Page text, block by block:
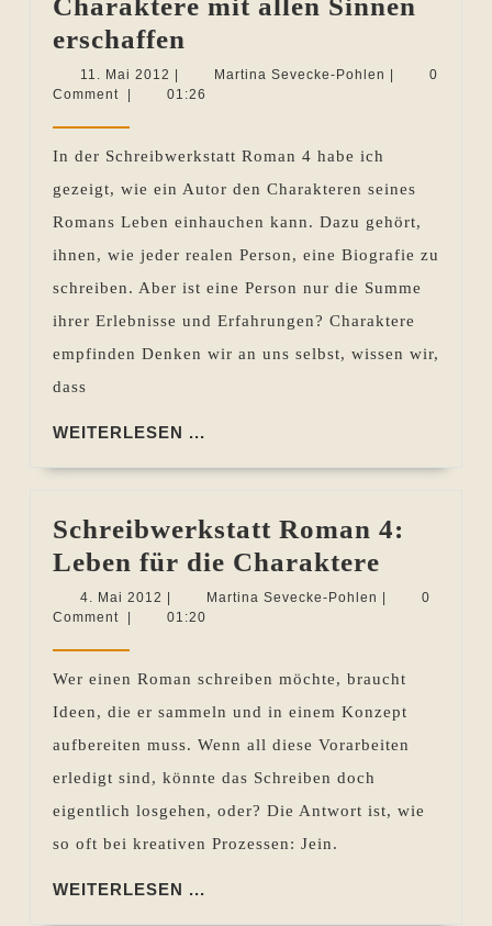
Charaktere mit allen Sinnen
erschaffen
Roman
5:
mit
allen
Sinnen
erschaffen
11. Mai 2012 11.
Mai
Martina Sevecke-Pohlen Martina
0
Comment
01:26
In der Schreibwerkstatt Roman 4 habe ich
gezeigt, wie ein Autor den Charakteren seines
Romans Leben einhauchen kann. Dazu gehört,
ihnen, wie jeder realen Person, eine Biografie zu
schreiben. Aber ist eine Person nur die Summe
ihrer Erlebnisse und Erfahrungen? Charaktere
empfinden Denken wir an uns selbst, wissen wir,
dass
WEITERLESEN ...
Schreibwerkstatt Roman 4:
Leben für die Charaktere
Roman
für
die
4. Mai 2012 4.
Mai
| Martina Sevecke-Pohlen Martina
|
0
Comment
| 01:20
Wer einen Roman schreiben möchte, braucht
Ideen, die er sammeln und in einem Konzept
aufbereiten muss. Wenn all diese Vorarbeiten
erledigt sind, könnte das Schreiben doch
eigentlich losgehen, oder? Die Antwort ist, wie
so oft bei kreativen Prozessen: Jein.
WEITERLESEN ...